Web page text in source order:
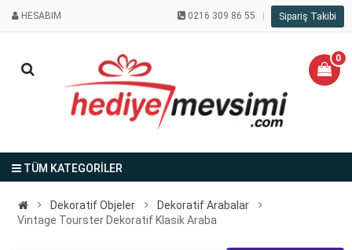
HESABIM 0216 309 86 55 Sipariş Takibi
0
TÜM KATEGORİLER
Dekoratif Objeler
Dekoratif Arabalar
Vintage Tourster Dekoratif Klasik Araba